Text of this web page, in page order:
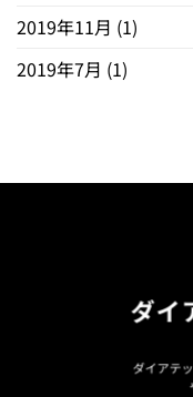
2019年11月 (1)
2019年7月 (1)
ダイ
ダイアテ